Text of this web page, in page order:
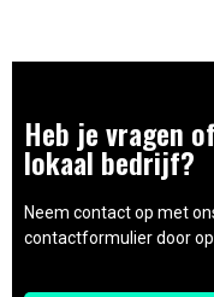
Heb je vragen
lokaal bedrijf?
Neem contact op met
contactformulier door